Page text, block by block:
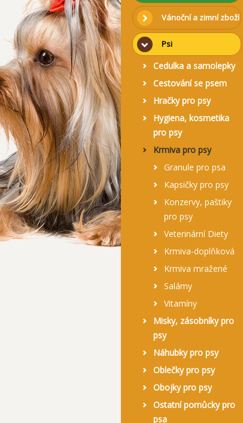
Vánoční a zimní zboží
Psi
Cedulka a samolepky
Cestování se psem
Hračky pro psy
Hygiena, kosmetika
pro psy
Krmiva pro psy
Granule pro psa
Kapsičky pro psy
Konzervy, paštiky
pro psy
Veterinární Diety
Krmiva-doplňková
Krmiva mražené
Salámy
Vitamíny
Misky, zásobníky pro
psy
Náhubky pro psy
Oblečky pro psy
Obojky pro psy
Ostatní pomůcky pro
psa